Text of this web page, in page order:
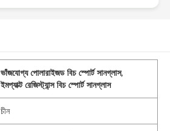
ভাঁজযোগ্য পোলারাইজড বিচ স্পোর্ট সানগ্লাস,
ইমপ্যাক্ট রেজিস্ট্যান্স বিচ স্পোর্ট সানগ্লাস
চীন